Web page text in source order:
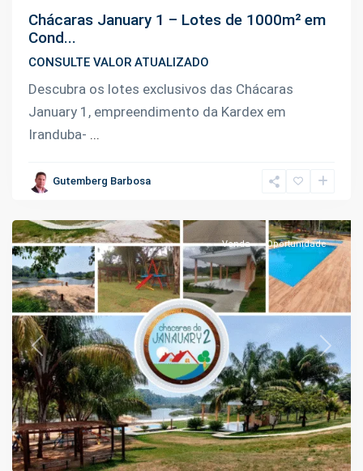
Chácaras January 1 – Lotes de 1000m² em
Cond...
CONSULTE VALOR ATUALIZADO
Descubra os lotes exclusivos das Chácaras
January 1, empreendimento da Kardex em
Iranduba- ...
Gutemberg Barbosa
Janauari,
Previous Next
Venda Oportunidade